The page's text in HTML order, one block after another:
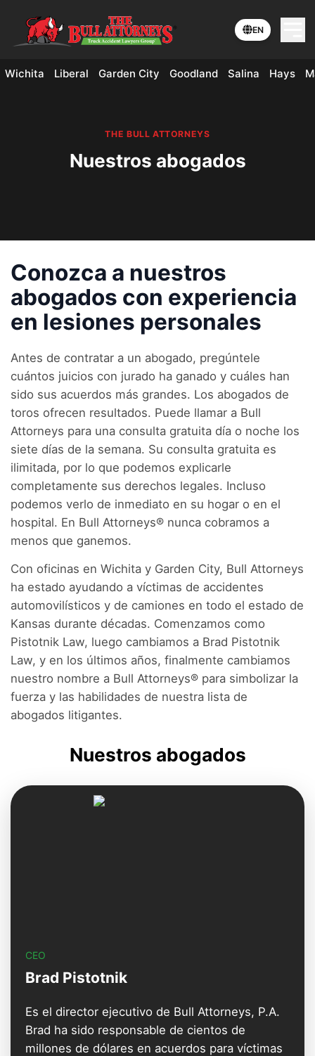
EN
Wichita Liberal Garden City Goodland Salina Hays
THE BULL ATTORNEYS
Nuestros abogados
Conozca a nuestros
abogados con experiencia
en lesiones personales
Antes de contratar a un abogado, pregúntele
cuántos juicios con jurado ha ganado y cuáles han
sido sus acuerdos más grandes. Los abogados de
toros ofrecen resultados. Puede llamar a Bull
Attorneys para una consulta gratuita día o noche los
siete días de la semana. Su consulta gratuita es
ilimitada, por lo que podemos explicarle
completamente sus derechos legales. Incluso
podemos verlo de inmediato en su hogar o en el
hospital. En Bull Attorneys® nunca cobramos a
menos que ganemos.
Con oficinas en Wichita y Garden City, Bull Attorneys
ha estado ayudando a víctimas de accidentes
automovilísticos y de camiones en todo el estado de
Kansas durante décadas. Comenzamos como
Pistotnik Law, luego cambiamos a Brad Pistotnik
Law, y en los últimos años, finalmente cambiamos
nuestro nombre a Bull Attorneys® para simbolizar la
fuerza y las habilidades de nuestra lista de
abogados litigantes.
Nuestros abogados
CEO
Brad Pistotnik
Es el director ejecutivo de Bull Attorneys, P.A.
Brad ha sido responsable de cientos de
millones de dólares en acuerdos para víctimas